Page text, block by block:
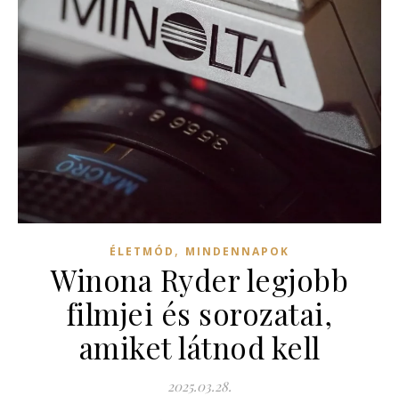
ÉLETMÓD , MINDENNAPOK
Winona Ryder legjobb
filmjei és sorozatai,
amiket látnod kell
2025.03.28.